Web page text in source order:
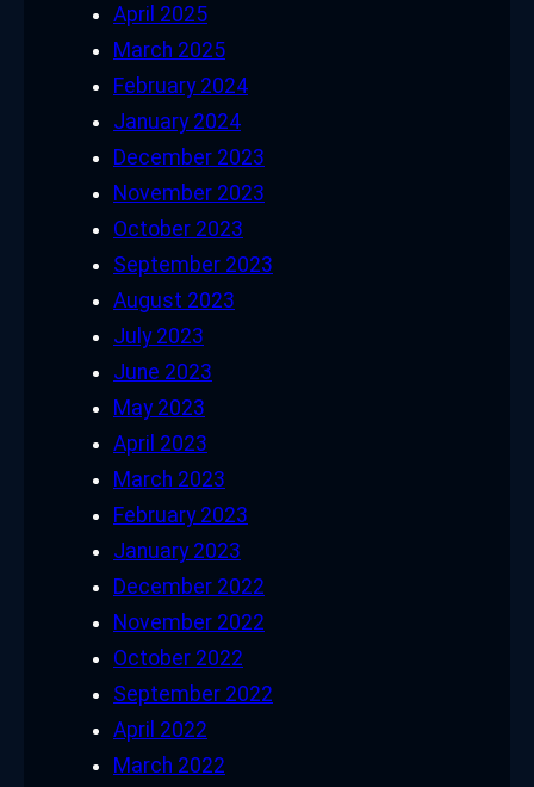
April 2025
March 2025
February 2024
January 2024
December 2023
November 2023
October 2023
September 2023
August 2023
July 2023
June 2023
May 2023
April 2023
March 2023
February 2023
January 2023
December 2022
November 2022
October 2022
September 2022
April 2022
March 2022